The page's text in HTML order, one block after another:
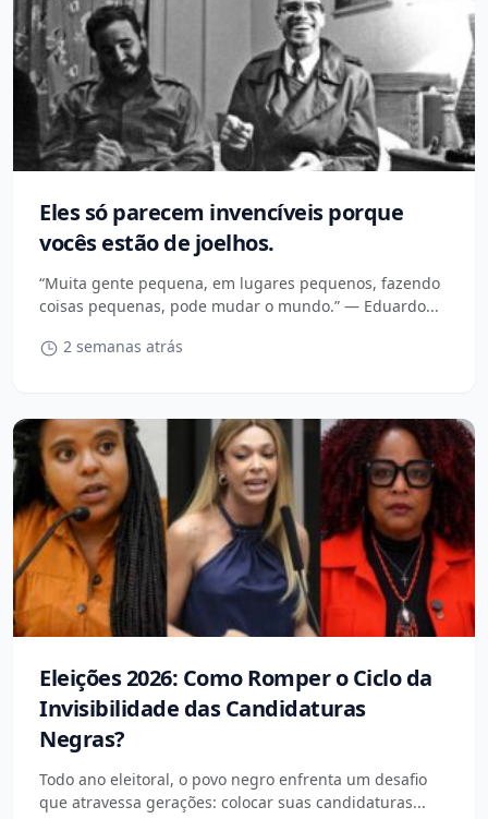
Eles só parecem invencíveis porque
vocês estão de joelhos.
“Muita gente pequena, em lugares pequenos, fazendo
coisas pequenas, pode mudar o mundo.” — Eduardo...
2 semanas atrás
Eleições 2026: Como Romper o Ciclo da
Invisibilidade das Candidaturas
Negras?
Todo ano eleitoral, o povo negro enfrenta um desafio
que atravessa gerações: colocar suas candidaturas...